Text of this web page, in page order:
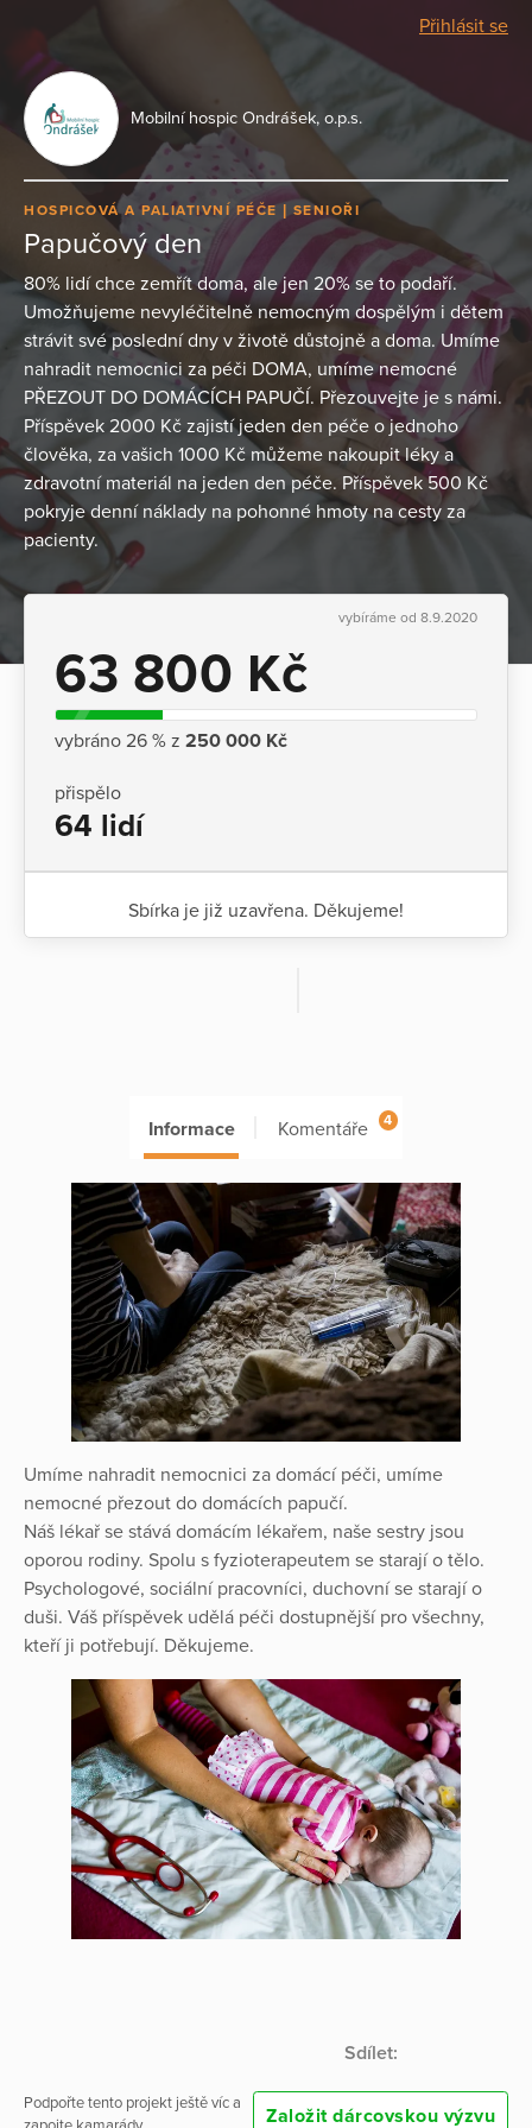
Přihlásit se
Mobilní hospic Ondrášek, o.p.s.
HOSPICOVÁ A PALIATIVNÍ PÉČE SENIOŘI
Papučový den
80% lidí chce zemřít doma, ale jen 20% se to podaří.
Umožňujeme nevyléčitelně nemocným dospělým i dětem
strávit své poslední dny v životě důstojně a doma. Umíme
nahradit nemocnici za péči DOMA, umíme nemocné
PŘEZOUT DO DOMÁCÍCH PAPUČÍ. Přezouvejte je s námi.
Příspěvek 2000 Kč zajistí jeden den péče o jednoho
člověka, za vašich 1000 Kč můžeme nakoupit léky a
zdravotní materiál na jeden den péče. Příspěvek 500 Kč
pokryje denní náklady na pohonné hmoty na cesty za
pacienty.
vybíráme od 8.9.2020
63 800 Kč
vybráno 26 % z 250 000 Kč
přispělo
64 lidí
Sbírka je již uzavřena. Děkujeme!
Informace Komentáře 4
Umíme nahradit nemocnici za domácí péči, umíme
nemocné přezout do domácích papučí.
Náš lékař se stává domácím lékařem, naše sestry jsou
oporou rodiny. Spolu s fyzioterapeutem se starají o tělo.
Psychologové, sociální pracovníci, duchovní se starají o
duši. Váš příspěvek udělá péči dostupnější pro všechny,
kteří ji potřebují. Děkujeme.
Sdílet:
Podpořte tento projekt ještě víc a
Založit dárcovskou výzvu